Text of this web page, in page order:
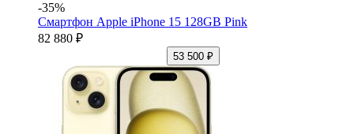
-35%
Смартфон Apple iPhone 15 128GB Pink
82 880 ₽
53 500 ₽